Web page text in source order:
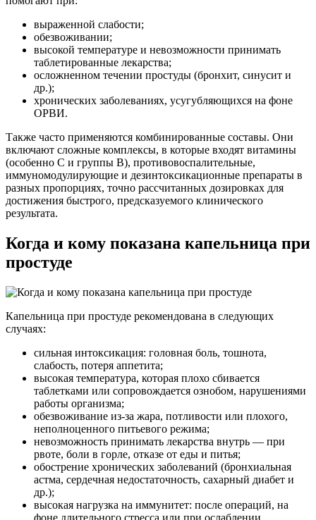
выраженной слабости;
обезвоживании;
высокой температуре и невозможности принимать
таблетированные лекарства;
осложненном течении простуды (бронхит, синусит и
др.);
хронических заболеваниях, усугубляющихся на фоне
ОРВИ.
Также часто применяются комбинированные составы. Они
включают сложные комплексы, в которые входят витамины
(особенно C и группы B), противовоспалительные,
иммуномодулирующие и дезинтоксикационные препараты в
разных пропорциях, точно рассчитанных дозировках для
достижения быстрого, предсказуемого клинического
результата.
Когда и кому показана капельница при
простуде
Капельница при простуде рекомендована в следующих
случаях:
сильная интоксикация: головная боль, тошнота,
слабость, потеря аппетита;
высокая температура, которая плохо сбивается
таблетками или сопровождается ознобом, нарушениями
работы организма;
обезвоживание из-за жара, потливости или плохого,
неполноценного питьевого режима;
невозможность принимать лекарства внутрь — при
рвоте, боли в горле, отказе от еды и питья;
обострение хронических заболеваний (бронхиальная
астма, сердечная недостаточность, сахарный диабет и
др.);
высокая нагрузка на иммунитет: после операций, на